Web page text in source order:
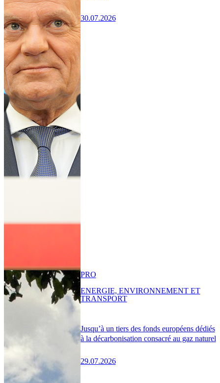
30.07.2026
Jusqu’à un tiers des fonds européens dédiés
à la décarbonisation consacré au gaz naturel
29.07.2026
PRO
ENERGIE, ENVIRONNEMENT ET
TRANSPORT